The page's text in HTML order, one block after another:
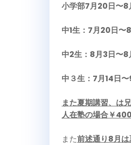
小学部7月20日〜
中1生：7月20日〜
中2生：8月3日〜
中３生：7月14日
また夏期講習、は
人在塾の場合￥
また前述通り8月は